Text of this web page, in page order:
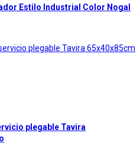
Estilo Industrial Color Nogal
plegable Tavira